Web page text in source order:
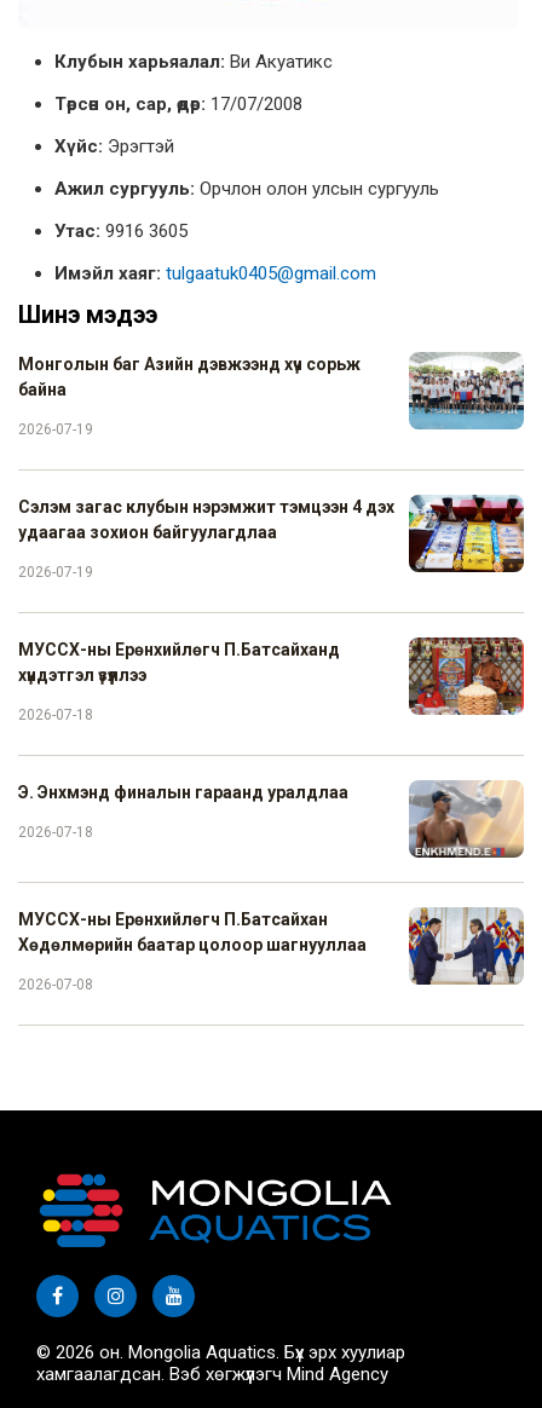
Клубын харьяалал: Ви Акуатикс
Төрсөн он, сар, өдөр: 17/07/2008
Хүйс: Эрэгтэй
Ажил сургууль: Орчлон олон улсын сургууль
Утас: 9916 3605
Имэйл хаяг: tulgaatuk0405@gmail.com
Шинэ мэдээ
Монголын баг Азийн дэвжээнд хүч сорьж
байна
2026-07-19
Сэлэм загас клубын нэрэмжит тэмцээн 4 дэх
удаагаа зохион байгуулагдлаа
2026-07-19
МУССХ-ны Ерөнхийлөгч П.Батсайханд
хүндэтгэл үзүүллээ
2026-07-18
Э. Энхмэнд финалын гараанд уралдлаа
2026-07-18
МУССХ-ны Ерөнхийлөгч П.Батсайхан
Хөдөлмөрийн баатар цолоор шагнууллаа
2026-07-08
© 2026 он. Mongolia Aquatics. Бүх эрх хуулиар
хамгаалагдсан. Вэб хөгжүүлэгч Mind Agency